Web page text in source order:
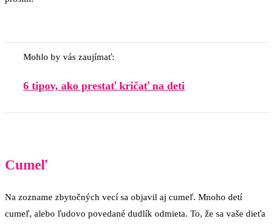
Mohlo by vás zaujímať:
6 tipov, ako prestať kričať na deti
Cumeľ
Na zozname zbytočných vecí sa objavil aj cumeľ. Mnoho detí
cumeľ, alebo ľudovo povedané dudlík odmieta. To, že sa vaše dieťa